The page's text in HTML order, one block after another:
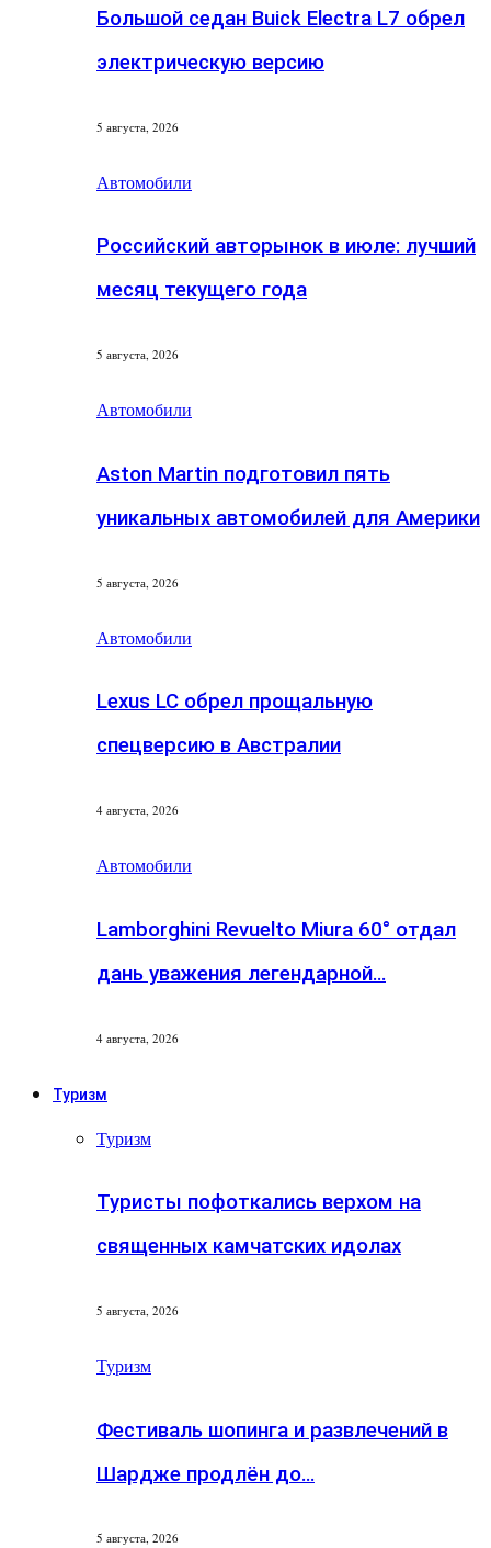
Большой седан Buick Electra L7 обрел
электрическую версию
5 августа, 2026
Автомобили
Российский авторынок в июле: лучший
месяц текущего года
5 августа, 2026
Автомобили
Aston Martin подготовил пять
уникальных автомобилей для Америки
5 августа, 2026
Автомобили
Lexus LC обрел прощальную
спецверсию в Австралии
4 августа, 2026
Автомобили
Lamborghini Revuelto Miura 60° отдал
дань уважения легендарной…
4 августа, 2026
Туризм
Туризм
Туристы пофоткались верхом на
священных камчатских идолах
5 августа, 2026
Туризм
Фестиваль шопинга и развлечений в
Шардже продлён до…
5 августа, 2026